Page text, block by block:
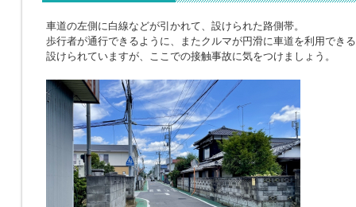
車道の左側に白線などが引かれて、設けられた路側帯。
歩行者が通行できるように、またクルマが円滑に車道を利用でき
設けられていますが、ここでの接触事故に気をつけましょう。